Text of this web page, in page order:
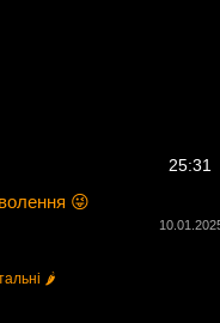
25:31
😜